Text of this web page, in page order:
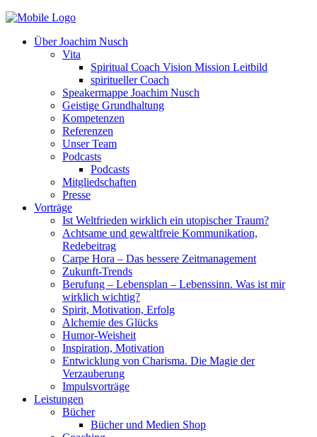
Über Joachim Nusch
Vita
Spiritual Coach Vision Mission Leitbild
spiritueller Coach
Speakermappe Joachim Nusch
Geistige Grundhaltung
Kompetenzen
Referenzen
Unser Team
Podcasts
Podcasts
Mitgliedschaften
Presse
Vorträge
Ist Weltfrieden wirklich ein utopischer Traum?
Achtsame und gewaltfreie Kommunikation,
Redebeitrag
Carpe Hora – Das bessere Zeitmanagement
Zukunft-Trends
Berufung – Lebensplan – Lebenssinn. Was ist mir
wirklich wichtig?
Spirit, Motivation, Erfolg
Alchemie des Glücks
Humor-Weisheit
Inspiration, Motivation
Entwicklung von Charisma. Die Magie der
Verzauberung
Impulsvorträge
Leistungen
Bücher
Bücher und Medien Shop